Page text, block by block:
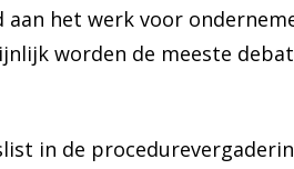
het werk voor
worden de meeste
in de